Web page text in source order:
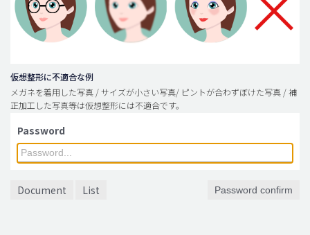
仮想整形に不適合な例
メガネを着用した写真 / サイズが小さい写真/ ピントが合わずぼけた写真 / 補
正加工した写真等は仮想整形には不適合です。
Password
Document List Password confirm